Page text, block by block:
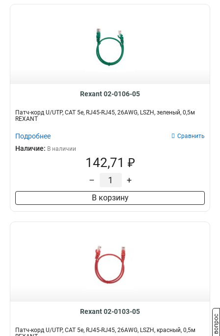
Rexant 02-0106-05
Патч-корд U/UTP, CAT 5e, RJ45-RJ45, 26AWG, LSZH, зеленый, 0,5м
REXANT
Подробнее Сравнить
Наличие: В наличии
142,71 ₽
– +
В корзину
Rexant 02-0103-05
Патч-корд U/UTP, CAT 5e, RJ45-RJ45, 26AWG, LSZH, красный, 0,5м